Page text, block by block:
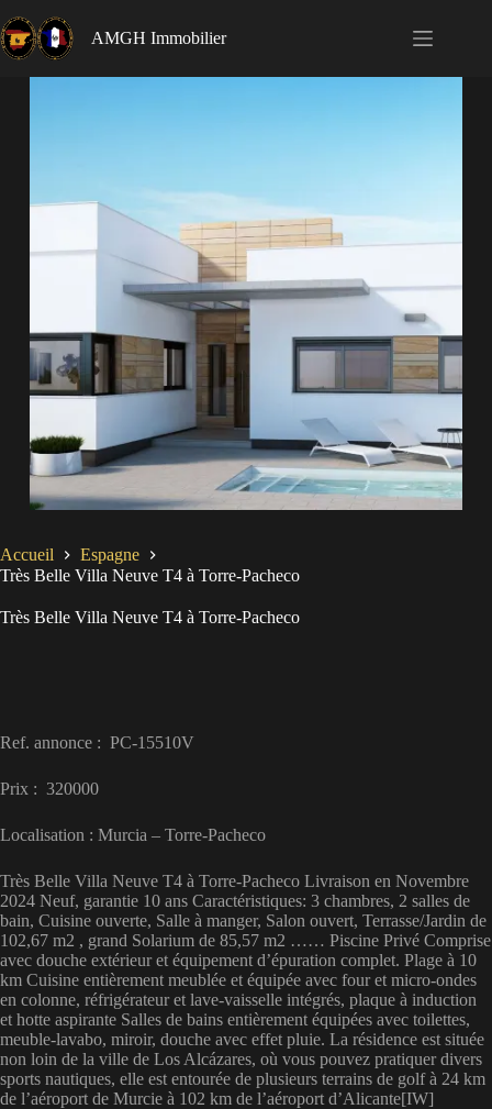
AMGH Immobilier
Accueil
Espagne
Très Belle Villa Neuve T4 à Torre-Pacheco
Très Belle Villa Neuve T4 à Torre-Pacheco
Ref. annonce : PC-15510V
Prix : 320000
Localisation : Murcia – Torre-Pacheco
Très Belle Villa Neuve T4 à Torre-Pacheco Livraison en Novembre
2024 Neuf, garantie 10 ans Caractéristiques: 3 chambres, 2 salles de
bain, Cuisine ouverte, Salle à manger, Salon ouvert, Terrasse/Jardin de
102,67 m2 , grand Solarium de 85,57 m2 …… Piscine Privé Comprise
avec douche extérieur et équipement d’épuration complet. Plage à 10
km Cuisine entièrement meublée et équipée avec four et micro-ondes
en colonne, réfrigérateur et lave-vaisselle intégrés, plaque à induction
et hotte aspirante Salles de bains entièrement équipées avec toilettes,
meuble-lavabo, miroir, douche avec effet pluie. La résidence est située
non loin de la ville de Los Alcázares, où vous pouvez pratiquer divers
sports nautiques, elle est entourée de plusieurs terrains de golf à 24 km
de l’aéroport de Murcie à 102 km de l’aéroport d’Alicante[IW]